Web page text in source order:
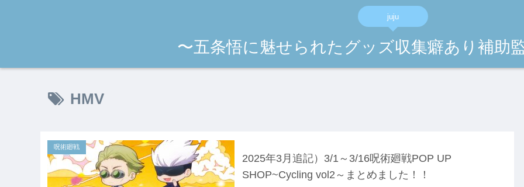
juju
〜五条悟に魅せられたグッズ収集癖あり補助
HMV
呪術廻戦
2025年3月追記）3/1～3/16呪術廻戦POP UP
SHOP~Cycling vol2～まとめました！！